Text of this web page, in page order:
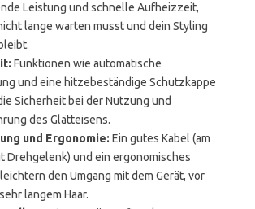
Leistung und schnelle Aufheizzeit,
lange warten musst und dein Styling
Funktionen wie automatische
und eine hitzebeständige Schutzkappe
Sicherheit bei der Nutzung und
des Glätteisens.
und Ergonomie: Ein gutes Kabel (am
Drehgelenk) und ein ergonomisches
den Umgang mit dem Gerät, vor
langem Haar.